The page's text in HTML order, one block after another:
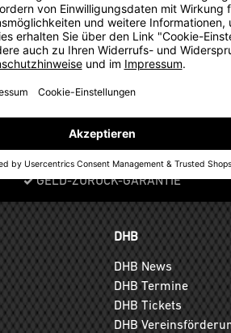
GELD-ZURÜCK-GARANTIE
DHB
DHB News
DHB Termine
DHB Tickets
DHB